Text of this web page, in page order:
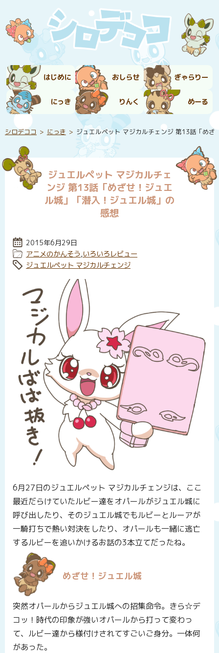
はじめに おしらせ ぎゃらりー
にっき りんく めーる
シロデココ にっき ジュエルペット マジカルチェンジ 第13話「め
ジュエルペット マジカルチェ
ンジ 第13話「めざせ！ジュエ
ル城」「潜入！ジュエル城」の
感想
投稿日:
2015年6月29日
カテゴリー:
アニメのかんそう,いろいろレビュー
タグ:
ジュエルペット マジカルチェンジ
6月27日のジュエルペット マジカルチェンジは、ここ
最近だらけていたルビー達をオパールがジュエル城に
呼び出したり、そのジュエル城でもルビーとルーアが
一騎打ちで熱い対決をしたり、オパールも一緒に逃亡
するルビーを追いかけるお話の3本立てだったね。
めざせ！ジュエル城
突然オパールからジュエル城への招集命令。きら☆デ
コッ！時代の印象が強いオパールから打って変わっ
て、ルビー達から様付けされてすごいご身分。一体何
があった。